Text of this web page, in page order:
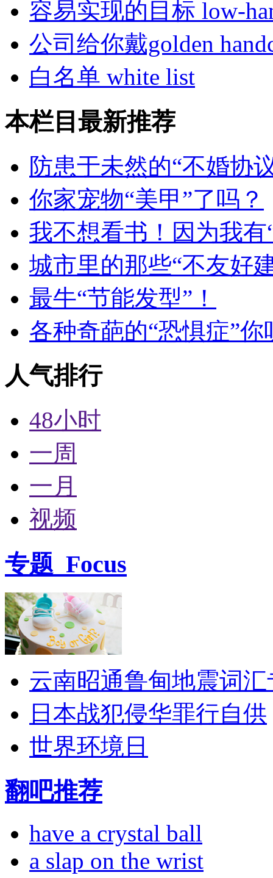
容易实现的目标 low-
公司给你戴golden
白名单 white list
本栏目最新推荐
防患于未然的“不婚协
你家宠物“美甲”了吗？
我不想看书！因为我有
城市里的那些“不友好
最牛“节能发型”！
各种奇葩的“恐惧症”
人气排行
48小时
一周
一月
视频
专题 Focus
云南昭通鲁甸地震词汇
日本战犯侵华罪行自供
世界环境日
翻吧推荐
have a crystal ball
a slap on the wrist